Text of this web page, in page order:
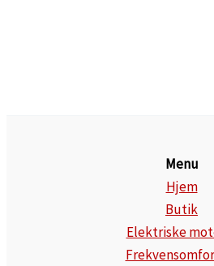
Menu
Hjem
Butik
Elektriske